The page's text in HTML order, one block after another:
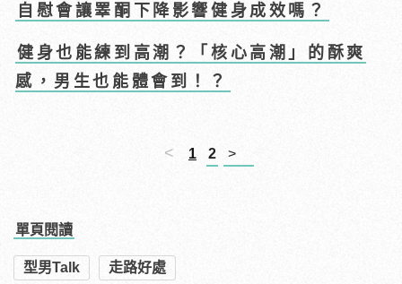
自慰會讓睪酮下降影響健身成效嗎？
健身也能練到高潮？「核心高潮」的酥爽
感，男生也能體會到！？
< 1 2 >
單頁閱讀
型男Talk 走路好處